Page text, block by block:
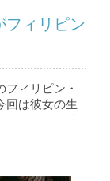
フィリピン
ィリピン・
回は彼女の生
おかしく聞か